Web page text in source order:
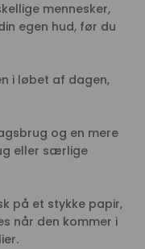
mennesker,
egen hud, før du
i løbet af dagen,
og en mere
eller særlige
på et stykke papir,
når den kommer i